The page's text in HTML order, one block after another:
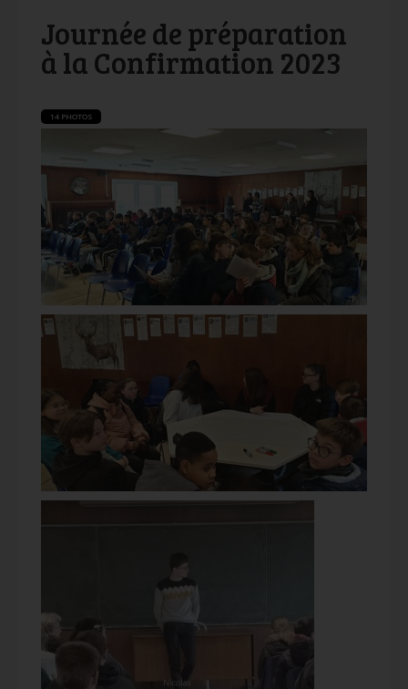
Journée de préparation
à la Confirmation 2023
14 PHOTOS